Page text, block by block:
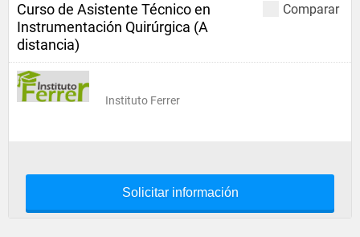
Comparar
Curso de Asistente Técnico en
Instrumentación Quirúrgica (A
distancia)
Instituto Ferrer
Solicitar información